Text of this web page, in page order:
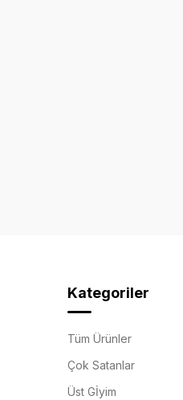
Kategoriler
Tüm Ürünler
Çok Satanlar
Üst Gİyim